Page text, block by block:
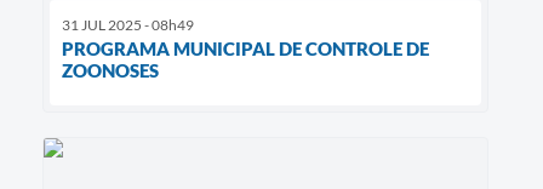
31 JUL 2025 - 08h49
PROGRAMA MUNICIPAL DE CONTROLE DE
ZOONOSES